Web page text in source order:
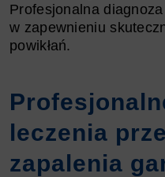
Profesjonalna
w zapewnieniu
powikłań.
leczenia
zapalenia